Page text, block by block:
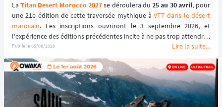
La Titan Desert Morocco 2027 se déroulera du 25 au 30 avril, pour
une 21e édition de cette traversée mythique à VTT dans le désert
marocain. Les inscriptions ouvriront le 3 septembre 2026, et
l'expérience des éditions précédentes incite à ne pas trop attendre :
le tarif early bird, réservé aux 100 premiers inscrits, s'est envolé en
quelques heures les années passées.
Publié le05/08/2026 Lire la suite...